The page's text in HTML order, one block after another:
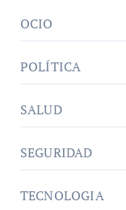
OCIO
POLÍTICA
SALUD
SEGURIDAD
TECNOLOGIA